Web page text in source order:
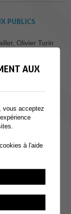
PUBLICS
Olivier Turin
Ruiz
Côme Vuille
AUX
vous acceptez
à l'aide